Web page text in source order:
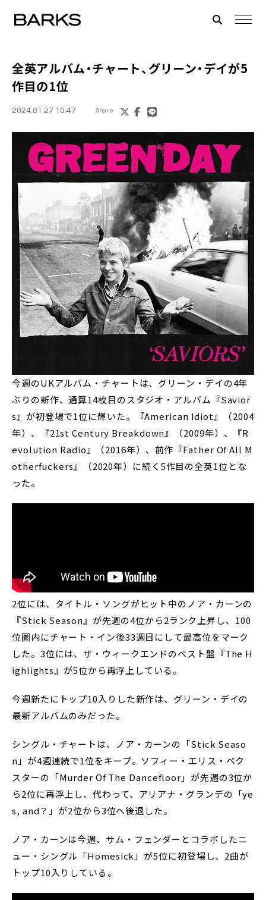
全英アルバム・チャート、グリーン・デイが5
作目の1位
2024.01.27 10:47 Share
今週のUKアルバム・チャートは、グリーン・デイの4年
ぶりの新作、通算14枚目のスタジオ・アルバム『Savior
s』が初登場で1位に輝いた。『American Idiot』（2004
年）、『21st Century Breakdown』（2009年）、『R
evolution Radio』（2016年）、前作『Father Of All M
otherfuckers』（2020年）に続く5作目の全英1位とな
った。
2位には、タイトル・ソングがヒット中のノア・カーンの
『Stick Season』が先週の4位から2ランク上昇し、100
位圏内にチャート・イン後33週目にして最高位をマーク
した。3位には、ザ・ウィークエンドのベスト盤『The H
ighlights』が5位から再浮上している。
今週新たにトップ10入りした新作は、グリーン・デイの
最新アルバムのみだった。
シングル・チャートは、ノア・カーンの「Stick Seaso
n」が4週連続で1位をキープ。ソフィー・エリス・ベク
スターの「Murder Of The Dancefloor」が先週の3位か
ら2位に再浮上し、代わって、アリアナ・グランデの「ye
s, and？」が2位から3位へ後退した。
ノア・カーンは今週、サム・フェンダーとコラボしたニ
ュー・シングル「Homesick」が5位に初登場し、2曲が
トップ10入りしている。